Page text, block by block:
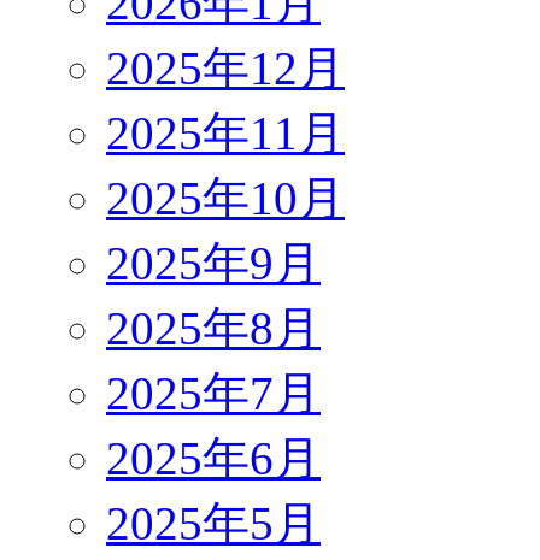
2025年12月
2025年11月
2025年10月
2025年9月
2025年8月
2025年7月
2025年6月
2025年5月